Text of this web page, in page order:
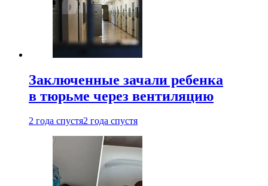
Заключенные зачали ребенка
в тюрьме через вентиляцию
2 года спустя2 года спустя